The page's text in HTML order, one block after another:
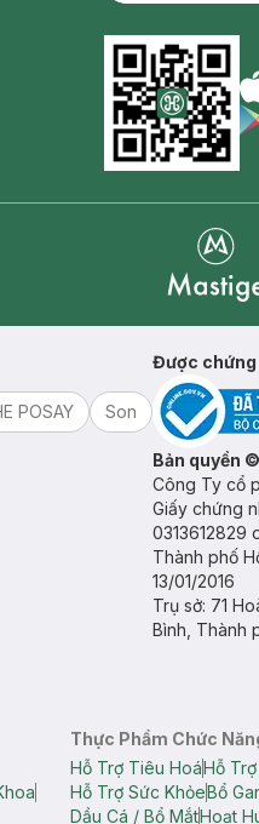
POSAY
Son
Được chứng
Bản quyền
Công Ty cổ
Giấy chứng
0313612829
Thành phố
13/01/2016
Trụ sở: 71
Bình, Thành
Thực Phẩm Chức
Hỗ Trợ Tiêu HoáHỗ
Hỗ Trợ Sức KhỏeBổ
Dầu Cá / Bổ MắtHoạt